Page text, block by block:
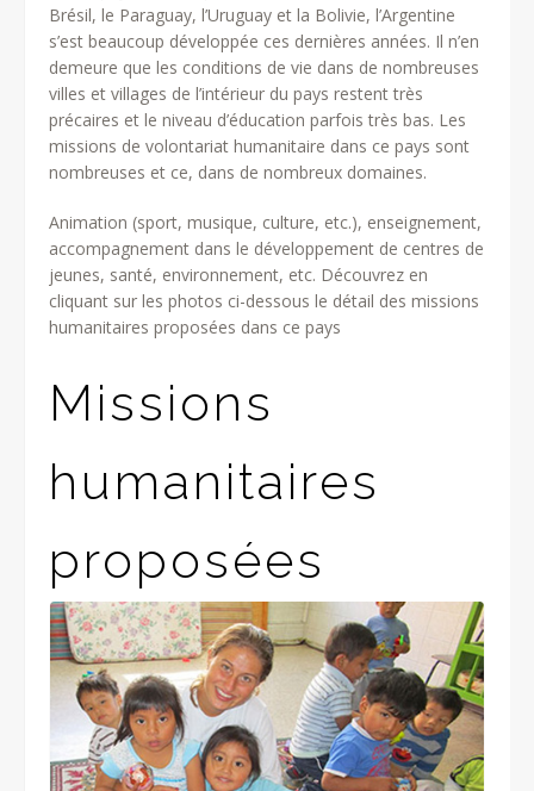
Brésil, le Paraguay, l’Uruguay et la Bolivie, l’Argentine
s’est beaucoup développée ces dernières années. Il n’en
demeure que les conditions de vie dans de nombreuses
villes et villages de l’intérieur du pays restent très
précaires et le niveau d’éducation parfois très bas. Les
missions de volontariat humanitaire dans ce pays sont
nombreuses et ce, dans de nombreux domaines.
Animation (sport, musique, culture, etc.), enseignement,
accompagnement dans le développement de centres de
jeunes, santé, environnement, etc. Découvrez en
cliquant sur les photos ci-dessous le détail des missions
humanitaires proposées dans ce pays
Missions
humanitaires
proposées